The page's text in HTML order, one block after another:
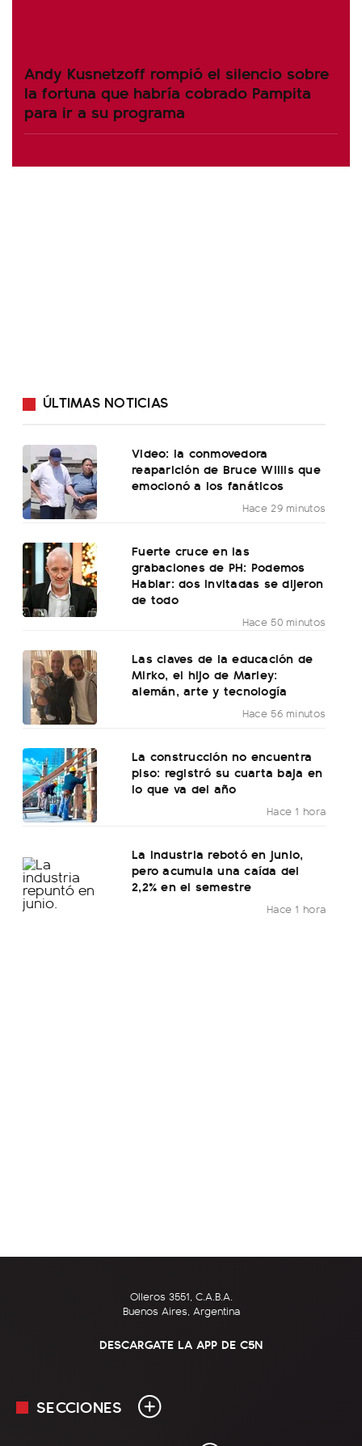
Andy Kusnetzoff rompió el silencio sobre
la fortuna que habría cobrado Pampita
para ir a su programa
ÚLTIMAS NOTICIAS
Video: la conmovedora
reaparición de Bruce Willis que
emocionó a los fanáticos
Hace 29 minutos
Fuerte cruce en las
grabaciones de PH: Podemos
Hablar: dos invitadas se dijeron
de todo
Hace 50 minutos
Las claves de la educación de
Mirko, el hijo de Marley:
alemán, arte y tecnología
Hace 56 minutos
La construcción no encuentra
piso: registró su cuarta baja en
lo que va del año
Hace 1 hora
La industria rebotó en junio,
pero acumula una caída del
2,2% en el semestre
Hace 1 hora
Olleros 3551, C.A.B.A.
Buenos Aires, Argentina
DESCARGATE LA APP DE C5N
SECCIONES